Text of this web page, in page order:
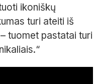
ikoniškų
turi ateiti iš
tuomet pastatai turi
“